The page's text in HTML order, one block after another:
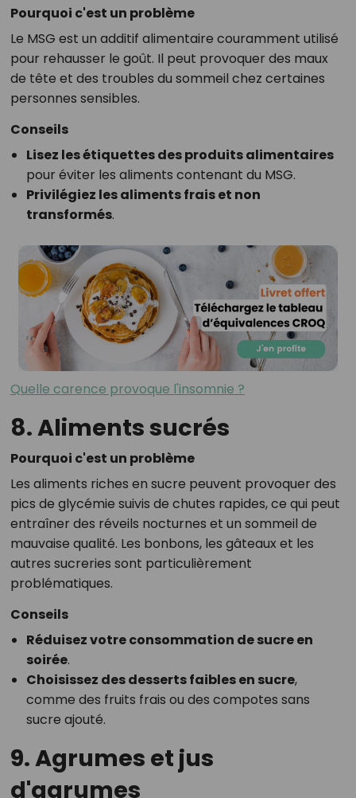
Pourquoi c'est un problème
Le MSG est un additif alimentaire couramment utilisé
pour rehausser le goût. Il peut provoquer des maux
de tête et des troubles du sommeil chez certaines
personnes sensibles.
Conseils
Lisez les étiquettes des produits alimentaires
pour éviter les aliments contenant du MSG.
Privilégiez les aliments frais et non
transformés.
Quelle carence provoque l'insomnie ?
8. Aliments sucrés
Pourquoi c'est un problème
Les aliments riches en sucre peuvent provoquer des
pics de glycémie suivis de chutes rapides, ce qui peut
entraîner des réveils nocturnes et un sommeil de
mauvaise qualité. Les bonbons, les gâteaux et les
autres sucreries sont particulièrement
problématiques.
Conseils
Réduisez votre consommation de sucre en
soirée.
Choisissez des desserts faibles en sucre,
comme des fruits frais ou des compotes sans
sucre ajouté.
9. Agrumes et jus
d'agrumes